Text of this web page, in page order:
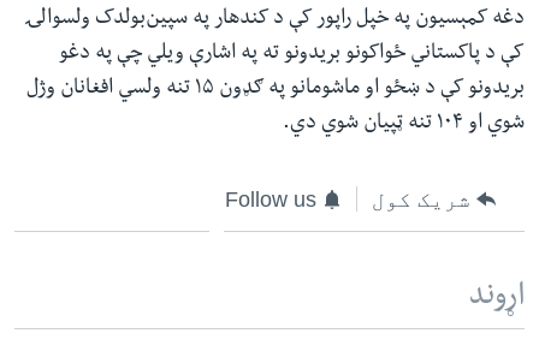
دغه کمېسیون په خپل راپور کې د کندهار په سپین‌بولدک ولسوالۍ
کې د پاکستاني ځواکونو بريدونو ته په اشارې ویلي چې په دغو
بریدونو کې د ښځو او ماشومانو په ګډون ۱۵ تنه ولسي افغانان وژل
شوي او ۱۰۴ تنه ټپیان شوي دي.
شریک کول Follow us
اړوند